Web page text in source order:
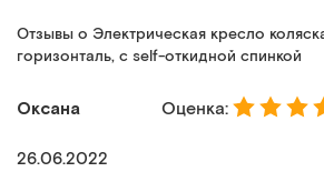
Отзывы о Электрическая кресло
горизонталь, с self-откидной спинкой
Оксана Оценка:
26.06.2022